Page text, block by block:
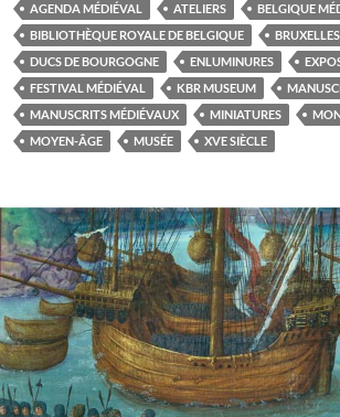
AGENDA MÉDIÉVAL ATELIERS
BELGIQUE
BIBLIOTHÈQUE ROYALE DE BELGIQUE
BRUXELLES
DUCS DE BOURGOGNE
ENLUMINURES
FESTIVAL MÉDIÉVAL
KBR MUSEUM
MANUSCRITS MÉDIÉVAUX
MINIATURES
MOYEN-ÂGE
MUSÉE XVE SIÈCLE